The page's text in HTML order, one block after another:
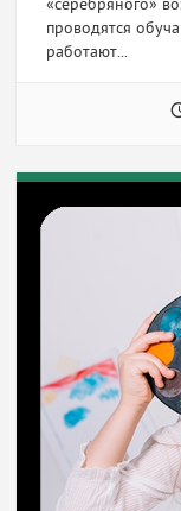
«серебряного»
проводятся
работают...